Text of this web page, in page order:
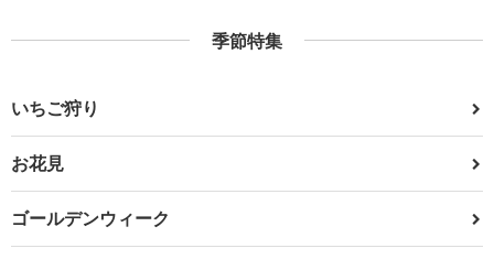
季節特集
いちご狩り
お花見
ゴールデンウィーク